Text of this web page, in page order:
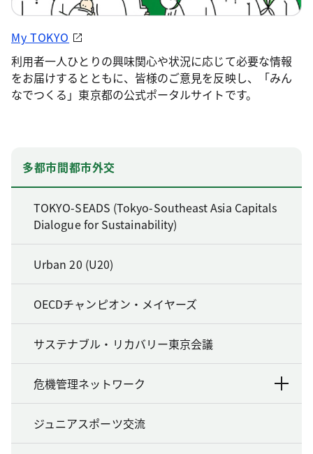
My TOKYO
利用者一人ひとりの興味関心や状況に応じて必要な情報
をお届けするとともに、皆様のご意見を反映し、「みん
なでつくる」東京都の公式ポータルサイトです。
多都市間都市外交
TOKYO-SEADS (Tokyo-Southeast Asia Capitals
Dialogue for Sustainability)
Urban 20 (U20)
OECDチャンピオン・メイヤーズ
サステナブル・リカバリー東京会議
危機管理ネットワーク
ジュニアスポーツ交流